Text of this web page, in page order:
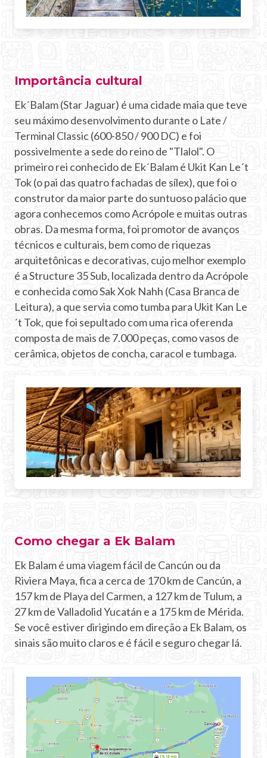
Importância cultural
Ek´Balam (Star Jaguar) é uma cidade maia que teve
seu máximo desenvolvimento durante o Late /
Terminal Classic (600-850 / 900 DC) e foi
possivelmente a sede do reino de "Tlalol". O
primeiro rei conhecido de Ek´Balam é Ukit Kan Le´t
Tok (o pai das quatro fachadas de sílex), que foi o
construtor da maior parte do suntuoso palácio que
agora conhecemos como Acrópole e muitas outras
obras. Da mesma forma, foi promotor de avanços
técnicos e culturais, bem como de riquezas
arquitetônicas e decorativas, cujo melhor exemplo
é a Structure 35 Sub, localizada dentro da Acrópole
e conhecida como Sak Xok Nahh (Casa Branca de
Leitura), a que servia como tumba para Ukit Kan Le
´t Tok, que foi sepultado com uma rica oferenda
composta de mais de 7.000 peças, como vasos de
cerâmica, objetos de concha, caracol e tumbaga.
Como chegar a Ek Balam
Ek Balam é uma viagem fácil de Cancún ou da
Riviera Maya, fica a cerca de 170 km de Cancún, a
157 km de Playa del Carmen, a 127 km de Tulum, a
27 km de Valladolid Yucatán e a 175 km de Mérida.
Se você estiver dirigindo em direção a Ek Balam, os
sinais são muito claros e é fácil e seguro chegar lá.